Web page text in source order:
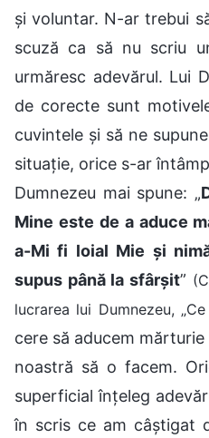
și voluntar. N-ar trebui
scuză ca să nu scriu
urmăresc adevărul. Lui
de corecte sunt
cuvintele și să ne
situație, orice s-ar
Dumnezeu mai spune: „
Mine este de a aduce
a-Mi fi loial Mie și
supus până la sfârșit”
lucrarea lui Dumnezeu,
cere să aducem
noastră să o facem.
superficial înțeleg
în scris ce am câștigat